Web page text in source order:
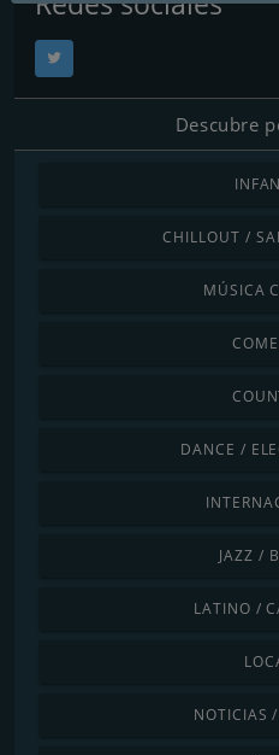
Descubre
CHILLOUT /
MÚSICA
DANCE /
JAZZ /
LATINO /
NOTICIAS